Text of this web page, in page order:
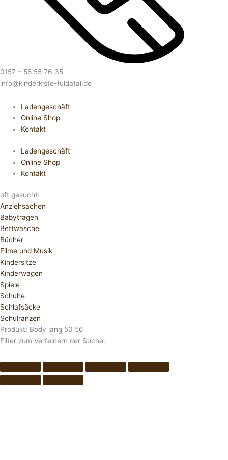
0157 – 58 55 76 35
info@kinderkiste-fuldatal.de
Ladengeschäft
Online Shop
Kontakt
Ladengeschäft
Online Shop
Kontakt
oft gesucht:
Anziehsachen
Babytragen
Bettwäsche
Bücher
Filme und Musik
Kindersitze
Kinderwagen
Spiele
Schuhe
Schlafsäcke
Schulranzen
Produkt: Body lang 50 56
Filter zum Verfeinern der Suche: